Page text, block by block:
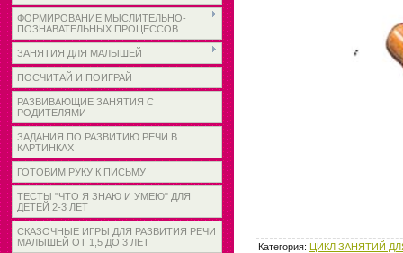
ФОРМИРОВАНИЕ МЫСЛИТЕЛЬНО-
ПОЗНАВАТЕЛЬНЫХ ПРОЦЕССОВ
ЗАНЯТИЯ ДЛЯ МАЛЫШЕЙ
ПОСЧИТАЙ И ПОИГРАЙ
РАЗВИВАЮЩИЕ ЗАНЯТИЯ С
РОДИТЕЛЯМИ
ЗАДАНИЯ ПО РАЗВИТИЮ РЕЧИ В
КАРТИНКАХ
ГОТОВИМ РУКУ К ПИСЬМУ
ТЕСТЫ "ЧТО Я ЗНАЮ И УМЕЮ" ДЛЯ
ДЕТЕЙ 2-3 ЛЕТ
СКАЗОЧНЫЕ ИГРЫ ДЛЯ РАЗВИТИЯ РЕЧИ
МАЛЫШЕЙ ОТ 1,5 ДО 3 ЛЕТ
Категория: ЦИКЛ ЗАНЯТИЙ